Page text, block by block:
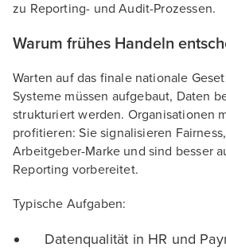
zu Reporting- und Audit-Prozessen.
Warum frühes Handeln
Warten auf das finale nationale
Systeme müssen aufgebaut, Daten
strukturiert werden. Organisationen
profitieren: Sie signalisieren
Arbeitgeber-Marke und sind besser
Reporting vorbereitet.
Typische Aufgaben:
Datenqualität in HR und